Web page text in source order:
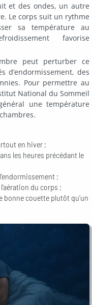
et des ondes, un autre
Le corps suit un rythme
sa température au
favorise
peut perturber ce
d’endormissement, des
Pour permettre au
National du Sommeil
une température
en hiver ;
les heures précédant le
;
du corps ;
bonne couette plutôt qu’un